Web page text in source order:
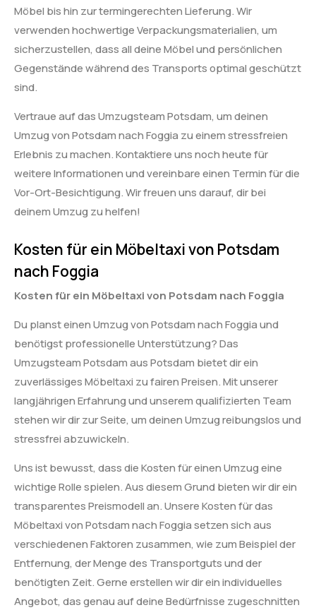
Möbel bis hin zur termingerechten Lieferung. Wir
verwenden hochwertige Verpackungsmaterialien, um
sicherzustellen, dass all deine Möbel und persönlichen
Gegenstände während des Transports optimal geschützt
sind.
Vertraue auf das Umzugsteam Potsdam, um deinen
Umzug von Potsdam nach Foggia zu einem stressfreien
Erlebnis zu machen. Kontaktiere uns noch heute für
weitere Informationen und vereinbare einen Termin für die
Vor-Ort-Besichtigung. Wir freuen uns darauf, dir bei
deinem Umzug zu helfen!
Kosten für ein Möbeltaxi von Potsdam
nach Foggia
Kosten für ein Möbeltaxi von Potsdam nach Foggia
Du planst einen Umzug von Potsdam nach Foggia und
benötigst professionelle Unterstützung? Das
Umzugsteam Potsdam aus Potsdam bietet dir ein
zuverlässiges Möbeltaxi zu fairen Preisen. Mit unserer
langjährigen Erfahrung und unserem qualifizierten Team
stehen wir dir zur Seite, um deinen Umzug reibungslos und
stressfrei abzuwickeln.
Uns ist bewusst, dass die Kosten für einen Umzug eine
wichtige Rolle spielen. Aus diesem Grund bieten wir dir ein
transparentes Preismodell an. Unsere Kosten für das
Möbeltaxi von Potsdam nach Foggia setzen sich aus
verschiedenen Faktoren zusammen, wie zum Beispiel der
Entfernung, der Menge des Transportguts und der
benötigten Zeit. Gerne erstellen wir dir ein individuelles
Angebot, das genau auf deine Bedürfnisse zugeschnitten